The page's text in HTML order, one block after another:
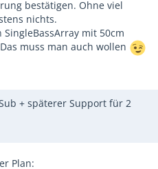
bestätigen. Ohne viel
nichts.
mit 50cm
muss man auch wollen
+ späterer Support für 2
Plan: